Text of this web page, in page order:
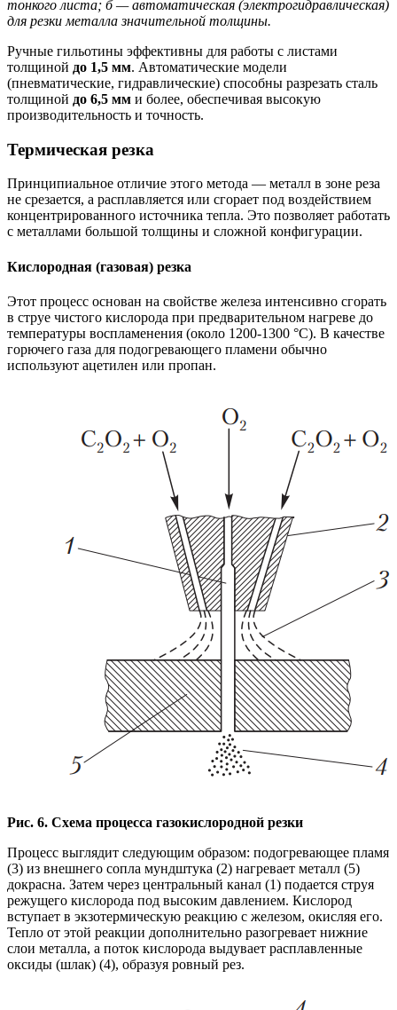
тонкого листа; б — автоматическая (электрогидравлическая)
для резки металла значительной толщины.
Ручные гильотины эффективны для работы с листами
толщиной до 1,5 мм. Автоматические модели
(пневматические, гидравлические) способны разрезать сталь
толщиной до 6,5 мм и более, обеспечивая высокую
производительность и точность.
Термическая резка
Принципиальное отличие этого метода — металл в зоне реза
не срезается, а расплавляется или сгорает под воздействием
концентрированного источника тепла. Это позволяет работать
с металлами большой толщины и сложной конфигурации.
Кислородная (газовая) резка
Этот процесс основан на свойстве железа интенсивно сгорать
в струе чистого кислорода при предварительном нагреве до
температуры воспламенения (около 1200-1300 °C). В качестве
горючего газа для подогревающего пламени обычно
используют ацетилен или пропан.
Рис. 6. Схема процесса газокислородной резки
Процесс выглядит следующим образом: подогревающее пламя
(3) из внешнего сопла мундштука (2) нагревает металл (5)
докрасна. Затем через центральный канал (1) подается струя
режущего кислорода под высоким давлением. Кислород
вступает в экзотермическую реакцию с железом, окисляя его.
Тепло от этой реакции дополнительно разогревает нижние
слои металла, а поток кислорода выдувает расплавленные
оксиды (шлак) (4), образуя ровный рез.